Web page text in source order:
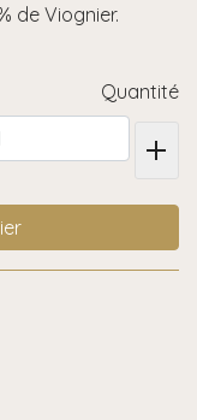
de Viognier.
Quantité